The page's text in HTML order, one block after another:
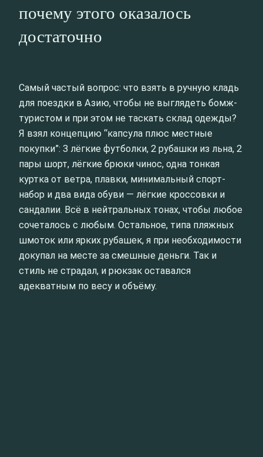
почему этого оказалось
достаточно
Самый частый вопрос: что взять в ручную кладь
для поездки в Азию, чтобы не выглядеть бомж-
туристом и при этом не таскать склад одежды?
Я взял концепцию “капсула плюс местные
покупки”: 3 лёгкие футболки, 2 рубашки из льна, 2
пары шорт, лёгкие брюки чинос, одна тонкая
куртка от ветра, плавки, минимальный спорт-
набор и два вида обуви — лёгкие кроссовки и
сандалии. Всё в нейтральных тонах, чтобы любое
сочеталось с любым. Остальное, типа пляжных
шмоток или ярких рубашек, я при необходимости
докупал на месте за смешные деньги. Так и
стиль не страдал, и рюкзак оставался
адекватным по весу и объёму.